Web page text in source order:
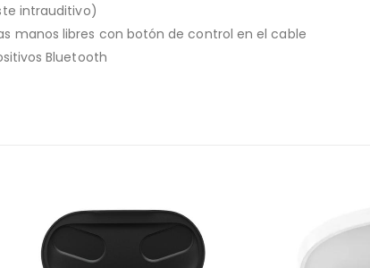
intrauditivo)
manos libres con botón de control en el cable
Bluetooth